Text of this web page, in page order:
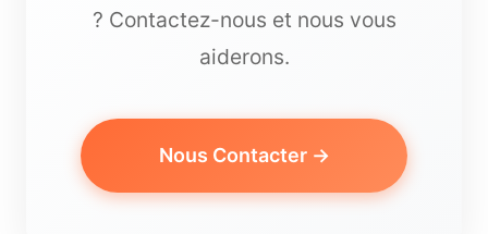
? Contactez-nous et nous vous
aiderons.
Nous Contacter →